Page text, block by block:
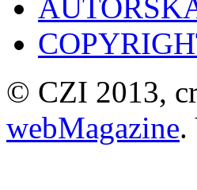
© CZI 2013,
webMagazine.